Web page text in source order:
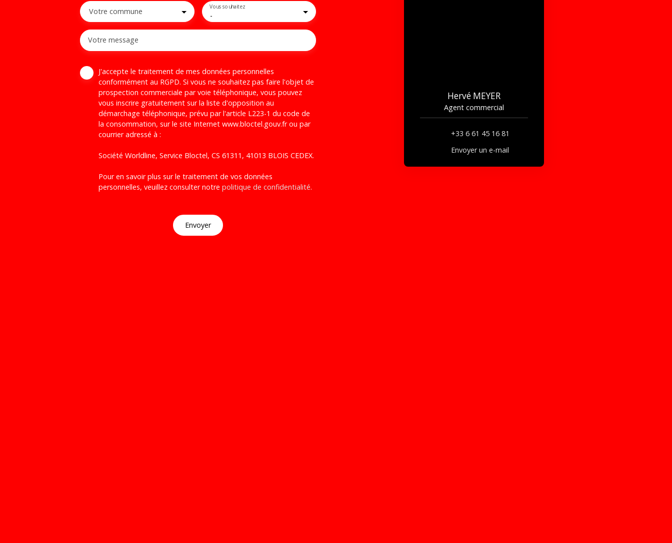
Votre commune -
Vous souhaitez
Votre message
J'accepte le traitement de mes données personnelles
conformément au RGPD. Si vous ne souhaitez pas faire l'objet de
prospection commerciale par voie téléphonique, vous pouvez
vous inscrire gratuitement sur la liste d'opposition au
démarchage téléphonique, prévu par l'article L223-1 du code de
la consommation, sur le site Internet www.bloctel.gouv.fr ou par
courrier adressé à :
Société Worldline, Service Bloctel, CS 61311, 41013 BLOIS CEDEX.
Pour en savoir plus sur le traitement de vos données
personnelles, veuillez consulter notre politique de confidentialité.
Envoyer
Hervé MEYER
Agent commercial
+33 6 61 45 16 81
Envoyer un e-mail